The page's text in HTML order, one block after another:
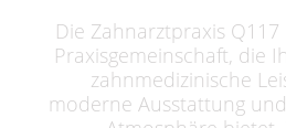
Die Zahnarztpraxis
Praxisgemeinschaft, die
zahnmedizinische
moderne Ausstattung